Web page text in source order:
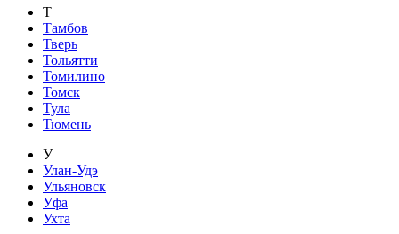
Т
Тамбов
Тверь
Тольятти
Томилино
Томск
Тула
Тюмень
У
Улан-Удэ
Ульяновск
Уфа
Ухта